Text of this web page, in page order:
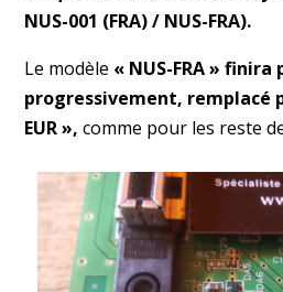
NUS-001 (FRA) / NUS-FRA).
Le modèle « NUS-FRA »
progressivement, remplacé
EUR », comme pour les reste